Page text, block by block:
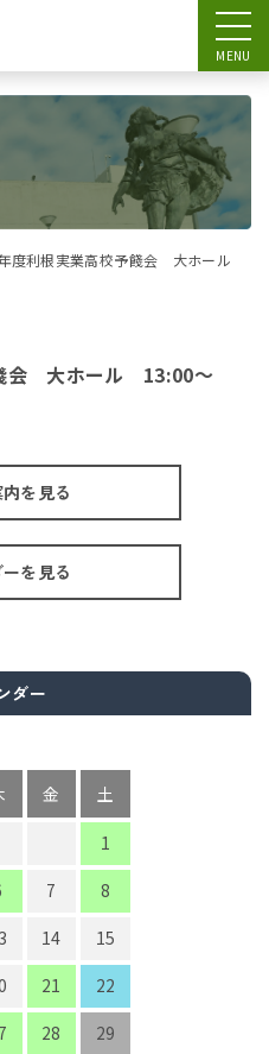
度利根実業高校予餞会 大ホール
会 大ホール 13:00～
を見る
を見る
ダー
金 土
1
7
8
14
15
21
22
28
29